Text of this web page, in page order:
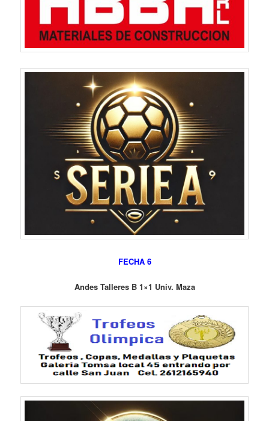
FECHA 6
Andes Talleres B 1×1 Univ. Maza